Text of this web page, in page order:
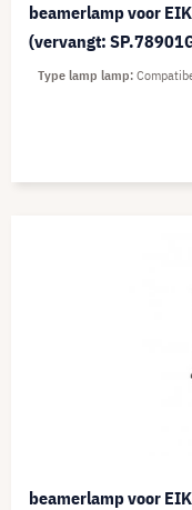
beamerlamp voor
(vervangt:
Type lamp lamp
beamerlamp voor